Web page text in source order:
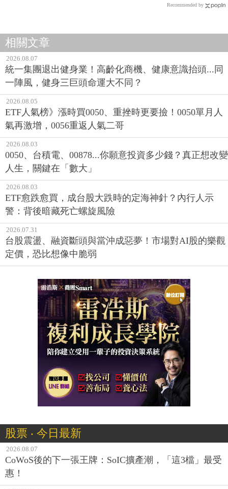
Recommended by
相關文章
2026.08.07
統一集團退出健身業！高齡化商機、健康意識抬頭...同
一陣風，健身三巨頭命運大不同？
2026.08.05
ETF人氣榜》漲時買0050、重挫時更要撿！0050單月人
氣再激增，0056重返人氣二哥
2026.08.03
0050、台積電、00878...你願意投資多少錢？真正想改變
人生，關鍵在「數大」
2026.08.03
ETF愈跌愈買，成台股大跌時的定海神針？內行人示
警：背後暗藏死亡螺旋風險
2026.07.31
台股震盪、融資斷頭與當沖成惡夢！市場對AI股的樂觀
定價，恐比想像中脆弱
股票 ‧ 今日最新
2026.08.07
CoWoS後的下一張王牌：SoIC擴產潮，「這3檔」最受
惠！